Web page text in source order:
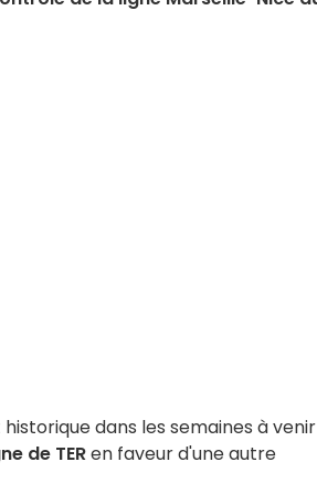
dans les semaines à venir
de TERen faveur d'une autre